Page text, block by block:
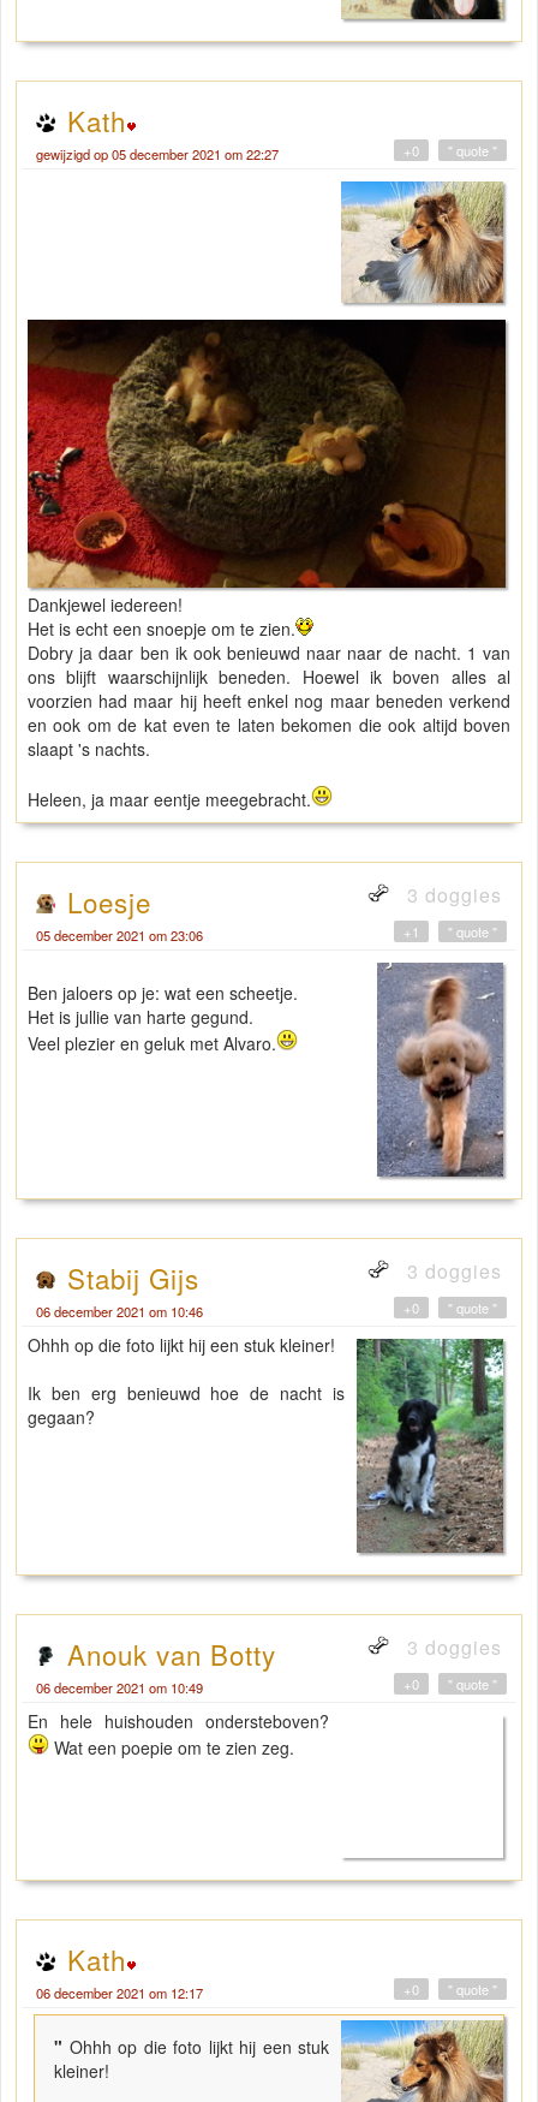
Kath
gewijzigd op 05 december 2021 om 22:27 " quote "
+0
Dankjewel iedereen!
Het is echt een snoepje om te zien.
Dobry ja daar ben ik ook benieuwd naar naar de nacht. 1 van
ons blijft waarschijnlijk beneden. Hoewel ik boven alles al
voorzien had maar hij heeft enkel nog maar beneden verkend
en ook om de kat even te laten bekomen die ook altijd boven
slaapt 's nachts.
Heleen, ja maar eentje meegebracht.
Loesje 3 doggies
05 december 2021 om 23:06 " quote "
+1
Ben jaloers op je: wat een scheetje.
Het is jullie van harte gegund.
Veel plezier en geluk met Alvaro.
Stabij Gijs 3 doggies
06 december 2021 om 10:46 " quote "
+0
Ohhh op die foto lijkt hij een stuk kleiner!
Ik ben erg benieuwd hoe de nacht is
gegaan?
Anouk van Botty 3 doggies
06 december 2021 om 10:49 " quote "
+0
En hele huishouden ondersteboven?
Wat een poepie om te zien zeg.
Kath
06 december 2021 om 12:17 " quote "
+0
" Ohhh op die foto lijkt hij een stuk
kleiner!